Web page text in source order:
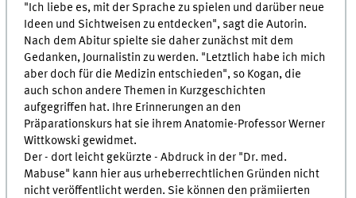
"Ich liebe es, mit der Sprache zu spielen und darüber neue
Ideen und Sichtweisen zu entdecken", sagt die Autorin.
Nach dem Abitur spielte sie daher zunächst mit dem
Gedanken, Journalistin zu werden. "Letztlich habe ich mich
aber doch für die Medizin entschieden", so Kogan, die
auch schon andere Themen in Kurzgeschichten
aufgegriffen hat. Ihre Erinnerungen an den
Präparationskurs hat sie ihrem Anatomie-Professor Werner
Wittkowski gewidmet.
Der - dort leicht gekürzte - Abdruck in der "Dr. med.
Mabuse" kann hier aus urheberrechtlichen Gründen nicht
nicht veröffentlicht werden. Sie können den prämiierten